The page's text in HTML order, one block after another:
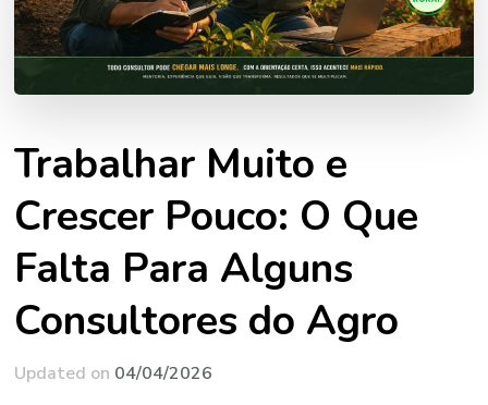
Trabalhar Muito e
Crescer Pouco: O Que
Falta Para Alguns
Consultores do Agro
Updated on 04/04/2026